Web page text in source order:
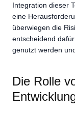
Integration dieser
eine
überwiegen die
entscheidend
genutzt werden
Die Rolle